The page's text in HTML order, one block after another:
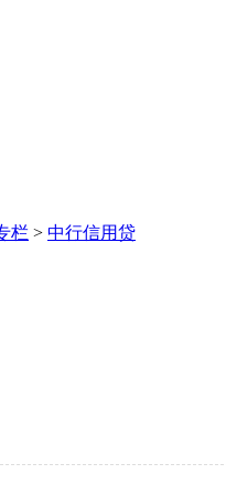
栏 > 中行信用贷